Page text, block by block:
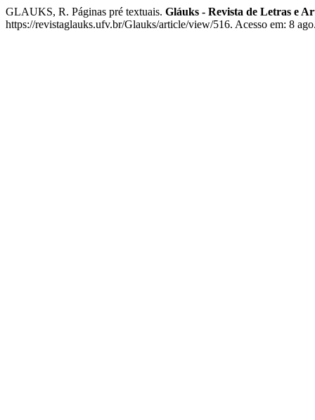
GLAUKS, R. Páginas pré textuais. Gláuks - Revista de Letras e
https://revistaglauks.ufv.br/Glauks/article/view/516. Acesso em: 8